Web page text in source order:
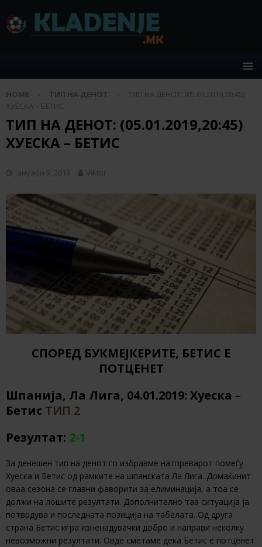
HOME ТИП НА ДЕНОТ
ТИП НА ДЕНОТ: (05.01.2019,20:45)
ХУЕСКА – БЕТИС
ТИП НА ДЕНОТ: (05.01.2019,20:45)
ХУЕСКА – БЕТИС
јануари 5, 2019 Viktor
СПОРЕД БУКМЕЈКЕРИТЕ, БЕТИС Е
ПОТЦЕНЕТ
Шпанија, Ла Лига, 04.01.2019: Хуеска –
Бетис ТИП 2
Резултат: 2-1
За денешен тип на денот го избравме натпреварот помеѓу
Хуеска и Бетис од рамките на шпанската Ла Лига. Домаќинит
оваа сезона се главни фаворити за елиминација, а тоа се
должи на лошите резултати. Дополнително таа ситуација ја
потврдува и последната позиција на табелата. Од друга
страна Бетис игра изненадувачки добро и направи неколку
невозможни резултати. Овде сметаме дека Бетис е потценет